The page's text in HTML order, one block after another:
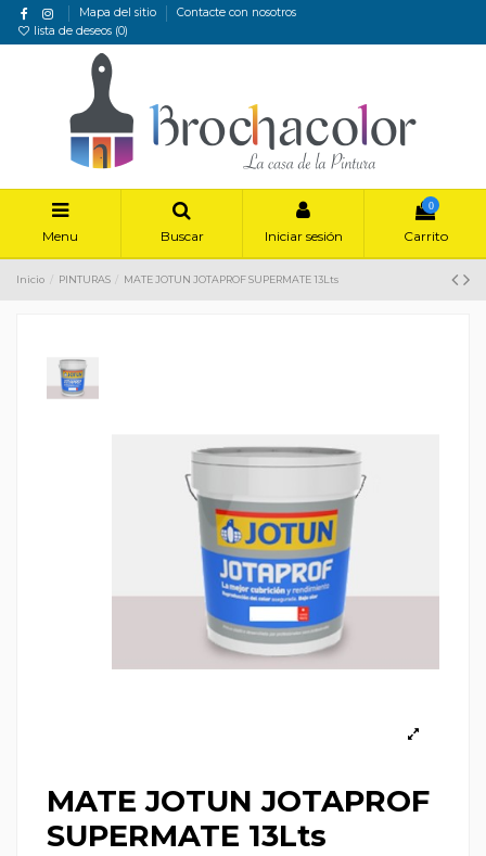
Mapa del sitio
Contacte con nosotros
lista de deseos (0)
Menu Buscar Iniciar sesión
0
Carrito
Inicio PINTURAS MATE JOTUN JOTAPROF SUPERMATE 13Lts
MATE JOTUN JOTAPROF
SUPERMATE 13Lts